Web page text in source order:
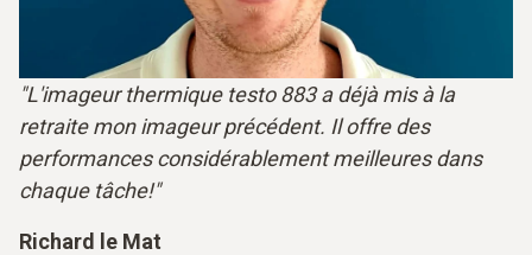
"L'imageur thermique testo 883 a déjà mis à la
retraite mon imageur précédent. Il offre des
performances considérablement meilleures dans
chaque tâche!"
Richard le Mat